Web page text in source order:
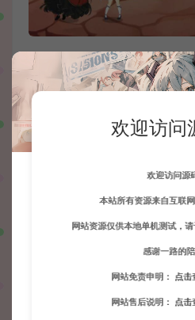
欢迎访问
欢迎访问源
本站所有资源来自互联
网站资源仅供本地单机测试，
感谢一路的陪
网站免责申明： 点击
网站售后说明： 点击